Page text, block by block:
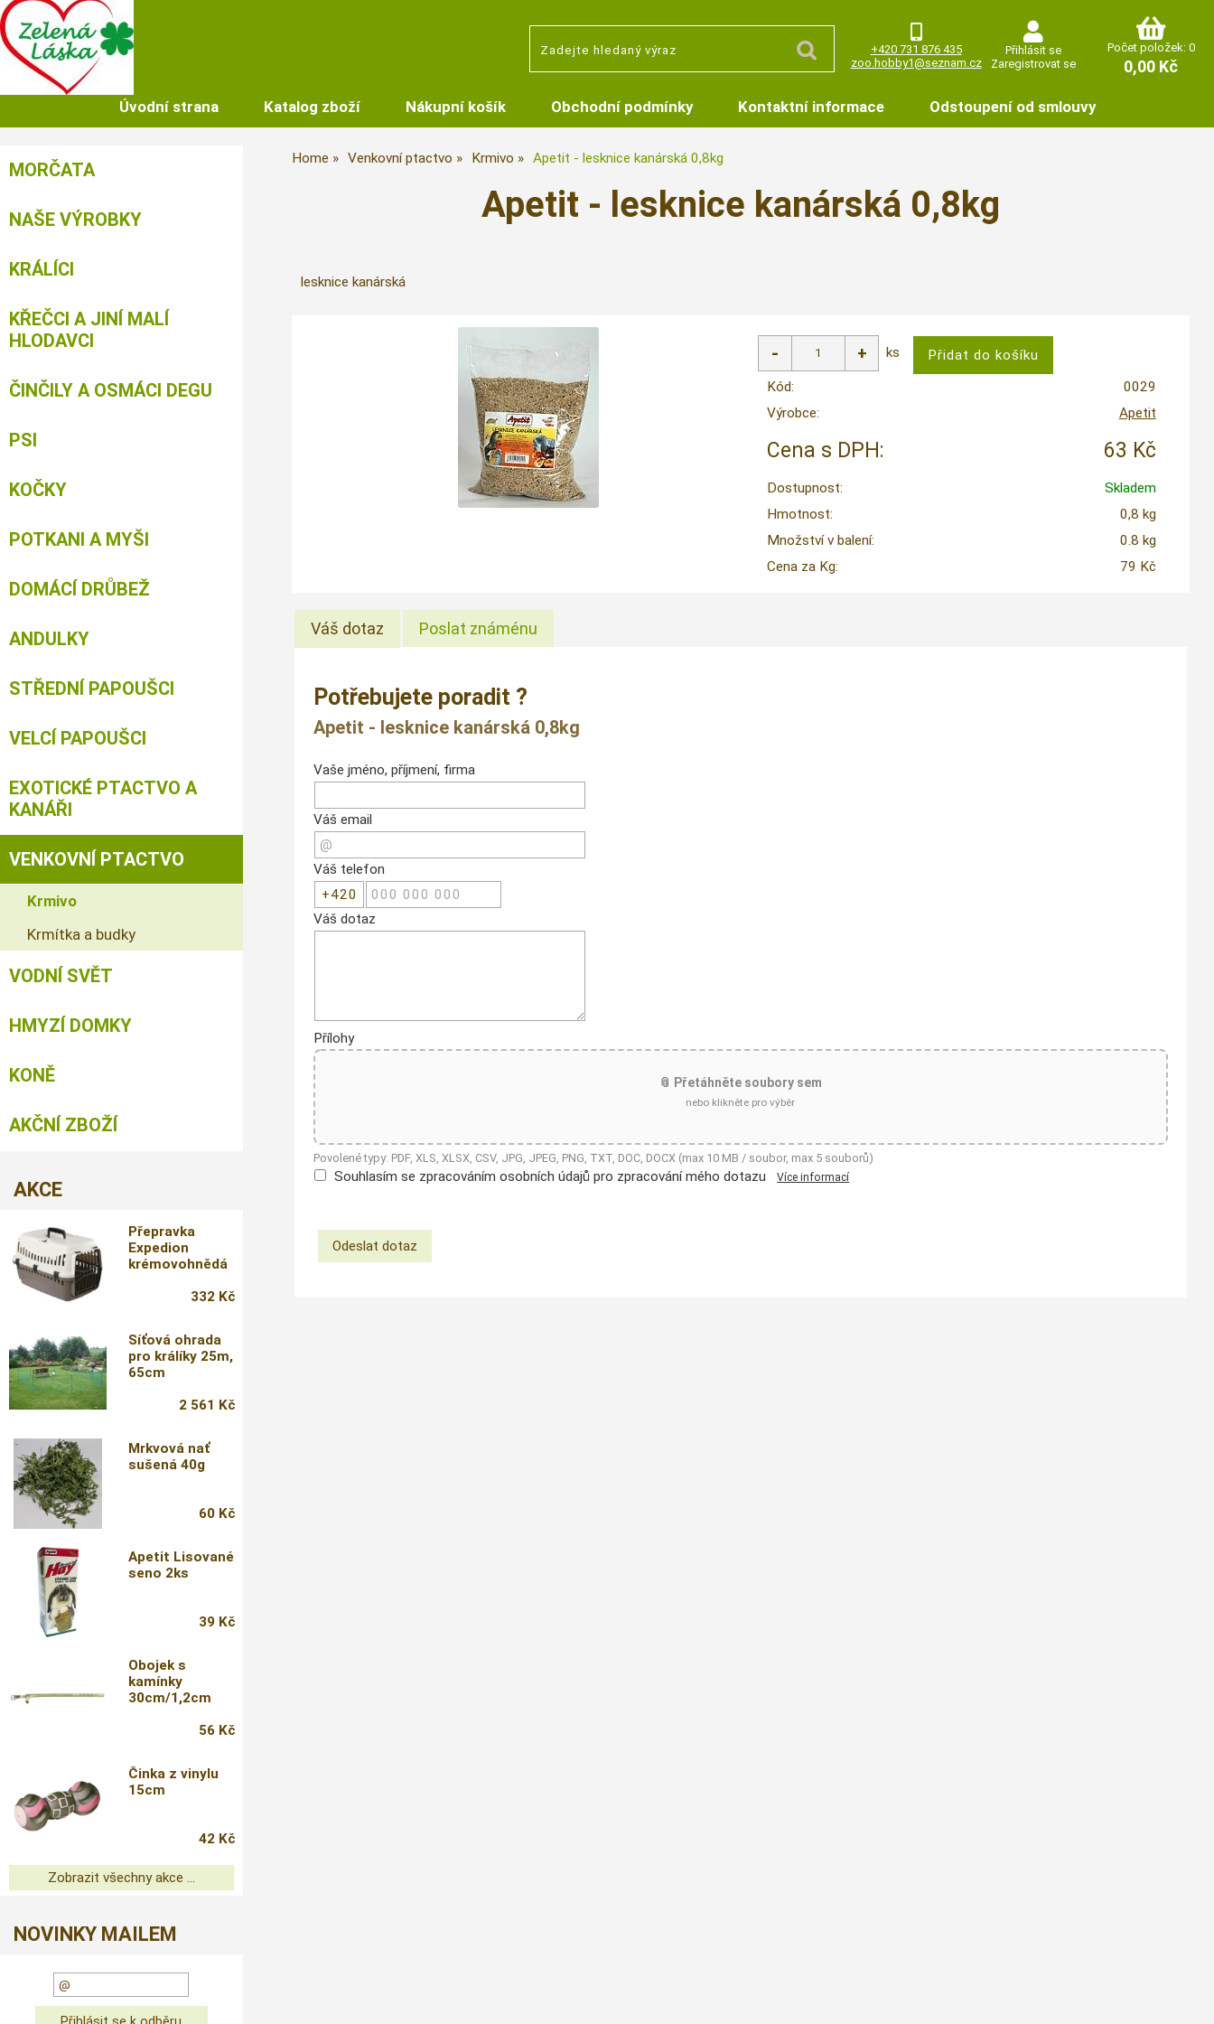
+420 731 876 435
zoo.hobby1@seznam.cz
Přihlásit se
Zaregistrovat se
Počet položek: 0
0,00 Kč
Úvodní strana Katalog zboží Nákupní košík Obchodní podmínky Kontaktní informace Odstoupení od smlouvy
Home Venkovní ptactvo Krmivo Apetit - lesknice kanárská 0,8kg
Apetit - lesknice kanárská 0,8kg
lesknice kanárská
ks
Kód:
0029
Výrobce:
Apetit
Cena s DPH: 63 Kč
Dostupnost:
Skladem
Hmotnost:
0,8 kg
Množství v balení:
0.8 kg
Cena za Kg:
79 Kč
Váš dotaz Poslat známénu
Potřebujete poradit ?
Apetit - lesknice kanárská 0,8kg
Vaše jméno, příjmení, firma
Váš email
Váš telefon
Váš dotaz
Přílohy
📎 Přetáhněte soubory sem
nebo klikněte pro výběr
Povolené typy: PDF, XLS, XLSX, CSV, JPG, JPEG, PNG, TXT, DOC, DOCX (max 10 MB / soubor, max 5 souborů)
Souhlasím se zpracováním osobních údajů pro zpracování mého dotazu Více informací
MORČATA
NAŠE VÝROBKY
KRÁLÍCI
KŘEČCI A JINÍ MALÍ
HLODAVCI
ČINČILY A OSMÁCI DEGU
PSI
KOČKY
POTKANI A MYŠI
DOMÁCÍ DRŮBEŽ
ANDULKY
STŘEDNÍ PAPOUŠCI
VELCÍ PAPOUŠCI
EXOTICKÉ PTACTVO A
KANÁŘI
VENKOVNÍ PTACTVO
Krmivo
Krmítka a budky
VODNÍ SVĚT
HMYZÍ DOMKY
KONĚ
AKČNÍ ZBOŽÍ
AKCE
Přepravka
Expedion
krémovohnědá
332 Kč
Síťová ohrada
pro králíky 25m,
65cm
2 561 Kč
Mrkvová nať
sušená 40g
60 Kč
Apetit Lisované
seno 2ks
39 Kč
Obojek s
kamínky
30cm/1,2cm
56 Kč
Činka z vinylu
15cm
42 Kč
Zobrazit všechny akce ...
NOVINKY MAILEM